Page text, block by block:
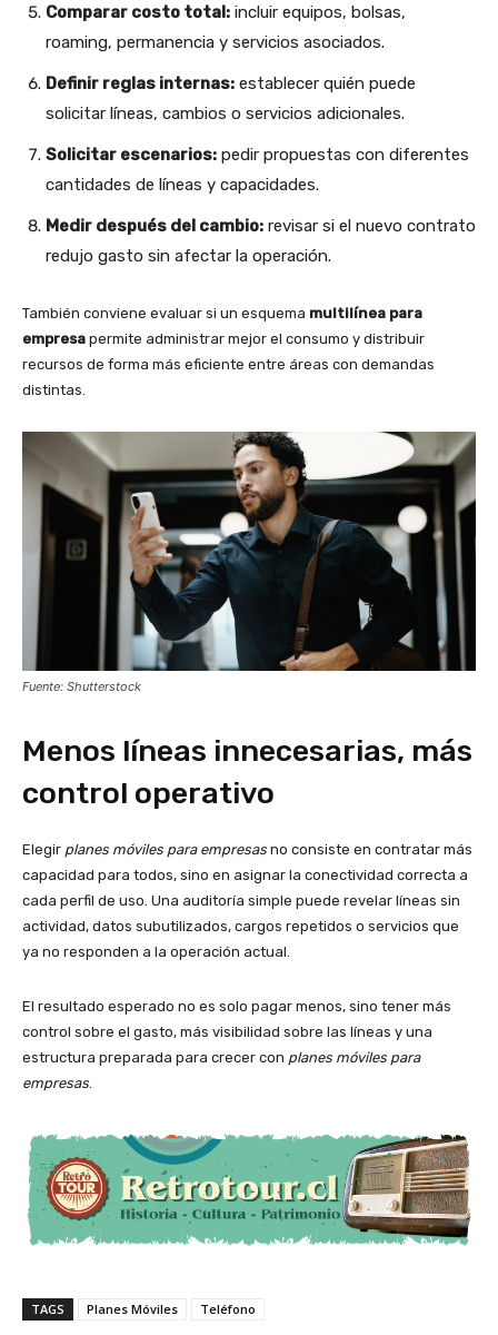
Comparar costo total: incluir equipos, bolsas,
roaming, permanencia y servicios asociados.
Definir reglas internas: establecer quién puede
solicitar líneas, cambios o servicios adicionales.
Solicitar escenarios: pedir propuestas con diferentes
cantidades de líneas y capacidades.
Medir después del cambio: revisar si el nuevo contrato
redujo gasto sin afectar la operación.
También conviene evaluar si un esquema multilínea para
empresa permite administrar mejor el consumo y distribuir
recursos de forma más eficiente entre áreas con demandas
distintas.
Fuente: Shutterstock
Menos líneas innecesarias, más
control operativo
Elegir planes móviles para empresas no consiste en contratar más
capacidad para todos, sino en asignar la conectividad correcta a
cada perfil de uso. Una auditoría simple puede revelar líneas sin
actividad, datos subutilizados, cargos repetidos o servicios que
ya no responden a la operación actual.
El resultado esperado no es solo pagar menos, sino tener más
control sobre el gasto, más visibilidad sobre las líneas y una
estructura preparada para crecer con planes móviles para
empresas
TAGS Planes Móviles Teléfono